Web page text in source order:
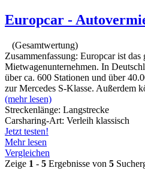
Europcar -
(Gesamtwertung)
Zusammenfassung: Europcar ist das
Mietwagenunternehmen. In
über ca. 600 Stationen und über
zur Mercedes S-Klasse. Außerdem
(mehr lesen)
Streckenlänge: Langstrecke
Carsharing-Art: Verleih klassisch
Jetzt testen!
Mehr lesen
Vergleichen
Zeige 1 - 5 Ergebnisse von 5